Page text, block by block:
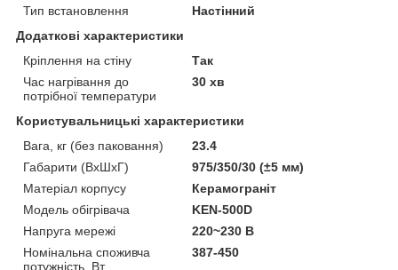
Тип встановлення
Настінний
Додаткові характеристики
Кріплення на стіну
Так
Час нагрівання до
потрібної температури
30 хв
Користувальницькі характеристики
Вага, кг (без паковання)
23.4
Габарити (ВхШхГ)
975/350/30 (±5 мм)
Матеріал корпусу
Керамограніт
Модель обігрівача
KEN-500D
Напруга мережі
220~230 В
Номінальна споживча
потужність, Вт
387-450